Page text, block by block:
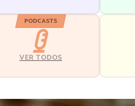
PODCASTS
VER TODOS